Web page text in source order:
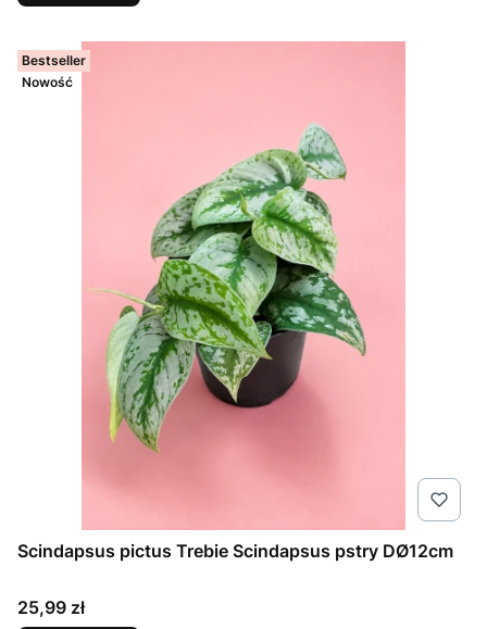
Bestseller
Nowość
Scindapsus pictus Trebie Scindapsus pstry DØ12cm
Cena
25,99 zł